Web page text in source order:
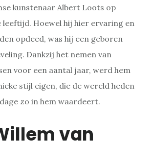
kunstenaar Albert Loots op
Hoewel hij hier ervaring en
opdeed, was hij een geboren
Dankzij het nemen van
voor een aantal jaar, werd hem
stijl eigen, die de wereld heden
zo in hem waardeert.
van